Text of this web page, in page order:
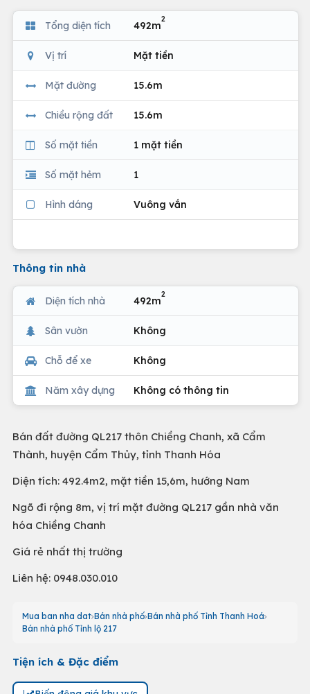
Tổng diện tích 492m
2
Vị trí Mặt tiền
Mặt đường 15.6m
Chiều rộng đất 15.6m
Số mặt tiền 1 mặt tiền
Số mặt hẻm 1
Hình dáng Vuông vắn
Thông tin nhà
Diện tích nhà 492m
2
Sân vườn Không
Chỗ để xe Không
Năm xây dựng Không có thông tin
Bán đất đường QL217 thôn Chiềng Chanh, xã Cẩm
Thành, huyện Cẩm Thủy, tỉnh Thanh Hóa
Diện tích: 492.4m2, mặt tiền 15,6m, hướng Nam
Ngõ đi rộng 8m, vị trí mặt đường QL217 gần nhà văn
hóa Chiềng Chanh
Giá rẻ nhất thị trường
Liên hệ: 0948.030.010
Mua ban nha dat Bán nhà phố Bán nhà phố Tỉnh Thanh Hoá
Bán nhà phố Tỉnh lộ 217
Tiện ích & Đặc điểm